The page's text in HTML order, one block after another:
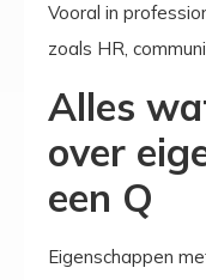
Vooral in
zoals HR,
Alles
over
een Q
Eigenschappen